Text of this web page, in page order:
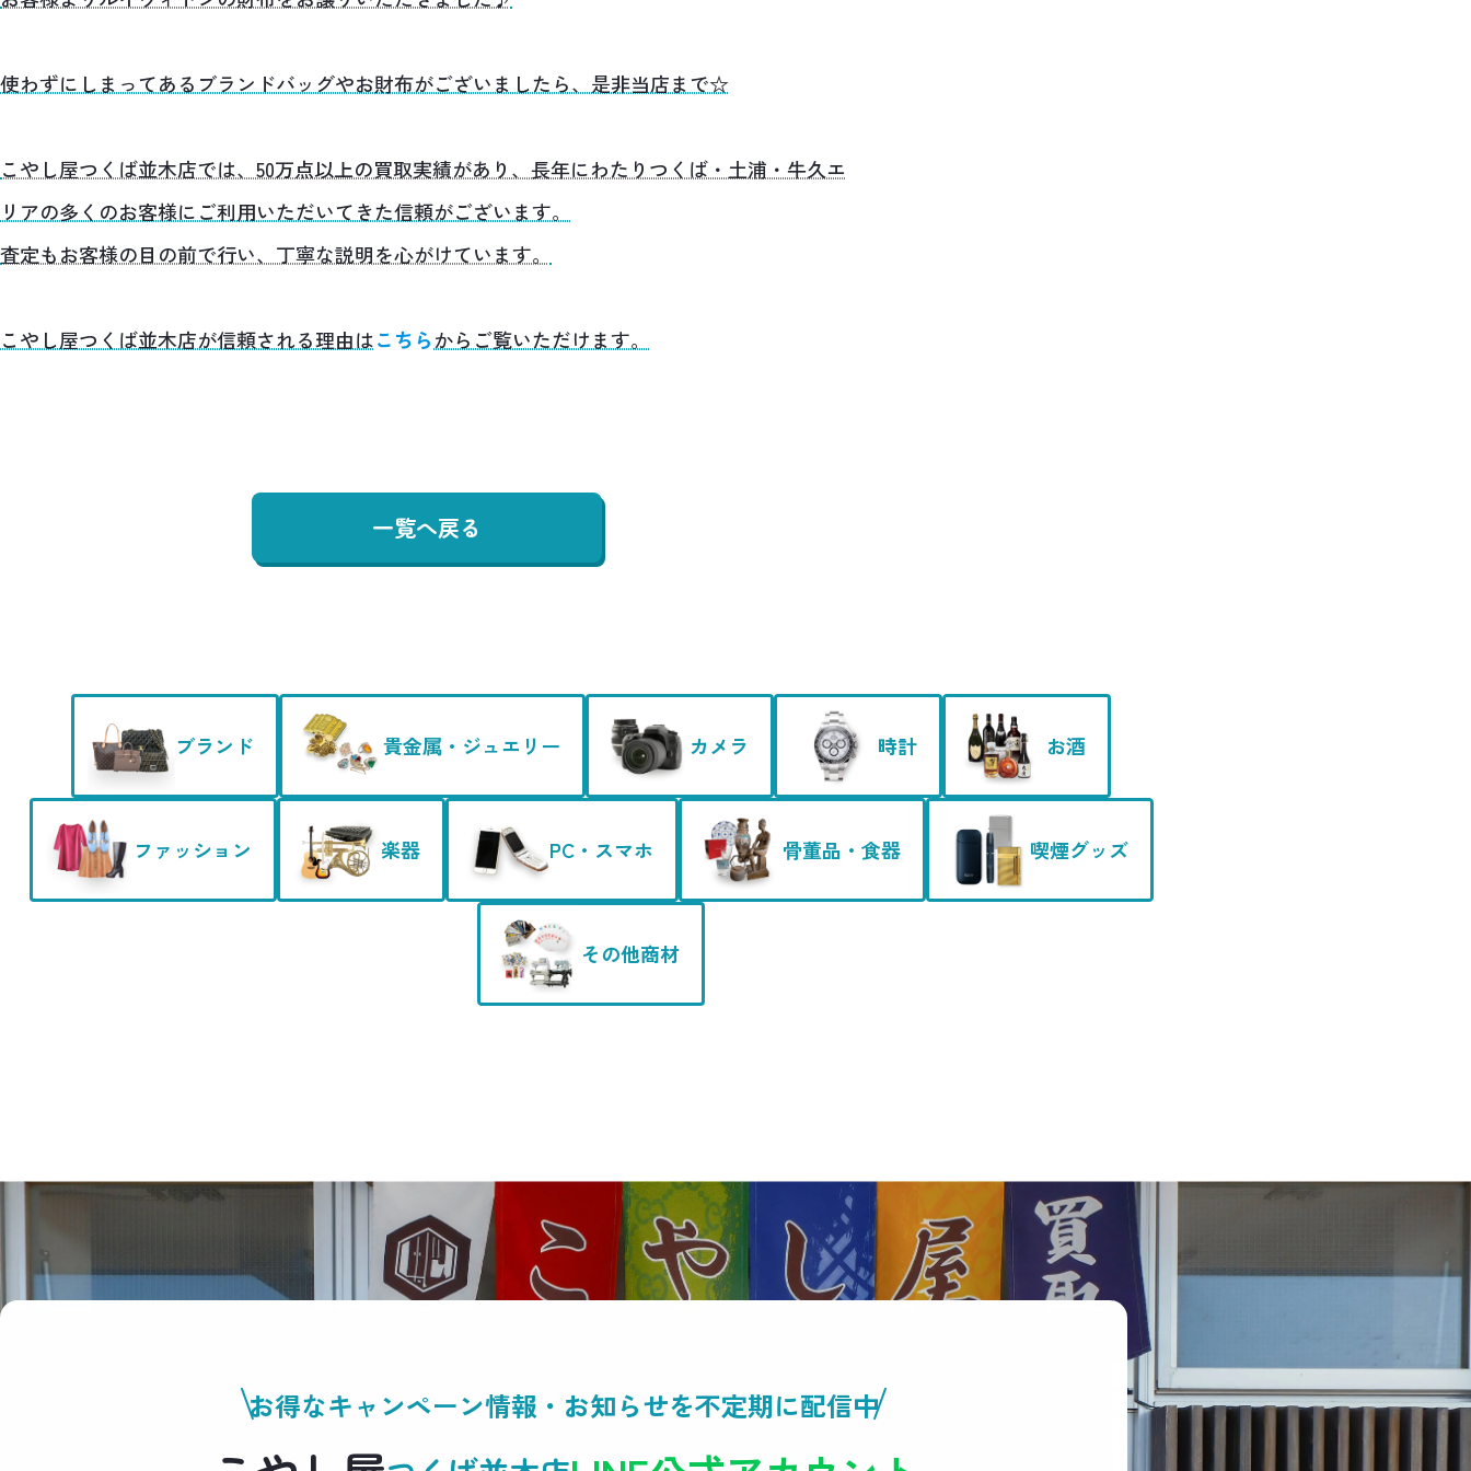
使わずにしまってあるブランドバッグやお財布がございましたら、是非当店まで☆
こやし屋つくば並木店では、50万点以上の買取実績があり、長年にわたりつくば・土浦・牛久エ
リアの多くのお客様にご利用いただいてきた信頼がございます。
査定もお客様の目の前で行い、丁寧な説明を心がけています。
こやし屋つくば並木店が信頼される理由はこちらからご覧いただけます。
一覧へ戻る
ブランド 貴金属・ジュエリー カメラ 時計 お酒
ファッション 楽器 PC・スマホ 骨董品・食器 喫煙グッズ
その他商材
お得なキャンペーン情報・ お知らせを不定期に配信中